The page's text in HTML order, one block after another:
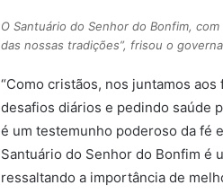
O Santuário do Senhor do Bonfim,
das nossas tradições”, frisou o
“Como cristãos, nos juntamos
desafios diários e pedindo saúde
é um testemunho poderoso da fé
Santuário do Senhor do Bonfim é
ressaltando a importância de